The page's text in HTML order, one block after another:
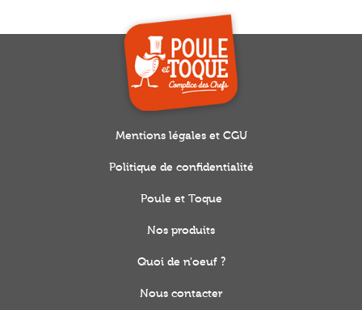
Mentions légales et CGU
Politique de confidentialité
Poule et Toque
Nos produits
Quoi de n'oeuf ?
Nous contacter